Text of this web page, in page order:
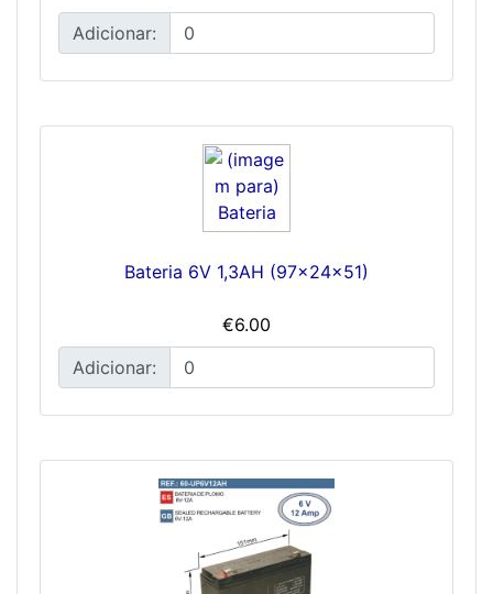
Adicionar:
Bateria 6V 1,3AH (97x24x51)
€6.00
Adicionar: